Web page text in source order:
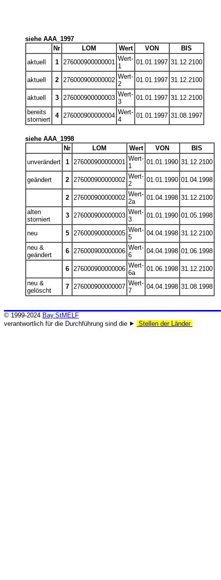
siehe AAA_1997
Nr
LOM Wert VON
BIS
aktuell
1 276000900000001 Wert-
1
01.01.1997 31.12.2100
aktuell 2 276000900000002 Wert-
2
01.01.1997 31.12.2100
aktuell 3 276000900000003 Wert-
3
01.01.1997 31.12.2100
bereits
storniert
4 276000900000004 Wert-
4
01.01.1997 31.08.1997
siehe AAA_1998
Nr
LOM Wert VON
BIS
unverändert
1 276000900000001 Wert-
1
01.01.1990 31.12.2100
geändert 2 276000900000002 Wert-
2
01.01.1990 01.04.1998
2 276000900000002 Wert-
2a
01.04.1998 31.12.2100
alten
storniert
3 276000900000003 Wert-
3
01.01.1990 01.05.1998
neu 5 276000900000005 Wert-
5
04.04.1998 31.12.2100
neu &
geändert
6 276000900000006 Wert-
6
04.04.1998 01.06.1998
6 276000900000006 Wert-
6a
01.06.1998 31.12.2100
neu &
gelöscht
7 276000900000007 Wert-
7
04.04.1998 31.08.1998
© 1999-2024 Bay.StMELF
verantwortlich für die Durchführung sind die ⯈
Stellen der Länder